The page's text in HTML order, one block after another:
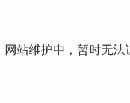
网站维护中，暂时无